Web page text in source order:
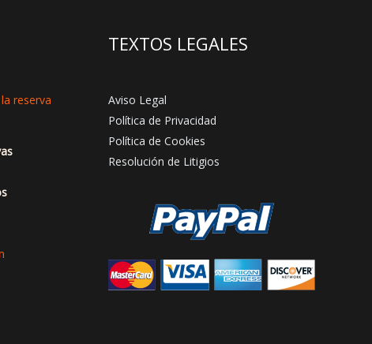
reserva
TEXTOS LEGALES
Aviso Legal
Política de Privacidad
Política de Cookies
Resolución de Litigios